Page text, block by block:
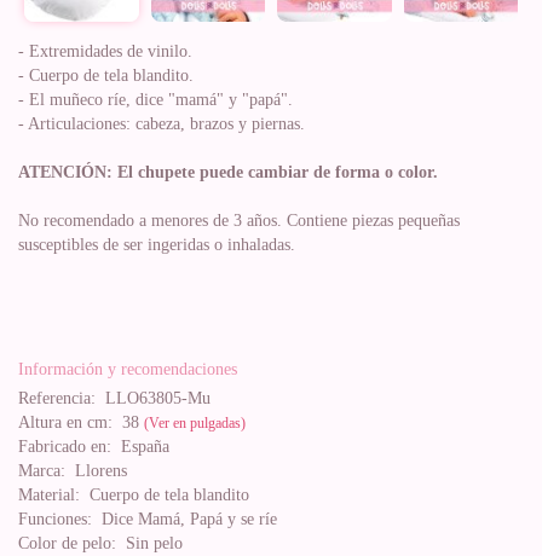
- Extremidades de vinilo.
- Cuerpo de tela blandito.
- El muñeco ríe, dice "mamá" y "papá".
- Articulaciones: cabeza, brazos y piernas.
ATENCIÓN: El chupete puede cambiar de forma o color.
No recomendado a menores de 3 años. Contiene piezas pequeñas
susceptibles de ser ingeridas o inhaladas.
Información y recomendaciones
Referencia: LLO63805-Mu
Altura en cm: 38 (Ver en pulgadas)
Fabricado en: España
Marca: Llorens
Material: Cuerpo de tela blandito
Funciones: Dice Mamá, Papá y se ríe
Color de pelo: Sin pelo